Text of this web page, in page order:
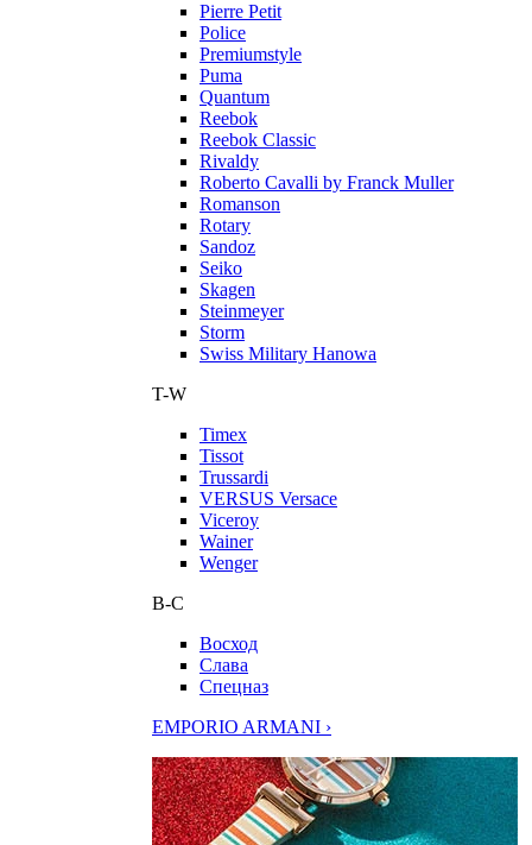
Pierre Petit
Police
Premiumstyle
Puma
Quantum
Reebok
Reebok Classic
Rivaldy
Roberto Cavalli by Franck Muller
Romanson
Rotary
Sandoz
Seiko
Skagen
Steinmeyer
Storm
Swiss Military Hanowa
T-W
Timex
Tissot
Trussardi
VERSUS Versace
Viceroy
Wainer
Wenger
В-С
Восход
Слава
Спецназ
EMPORIO ARMANI ›